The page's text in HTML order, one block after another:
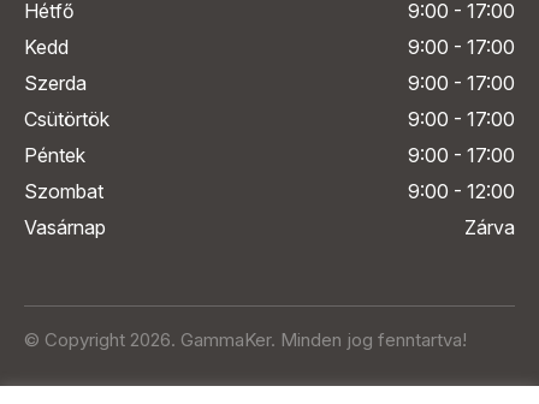
Hétfő
9:00 - 17:00
Kedd
9:00 - 17:00
Szerda
9:00 - 17:00
Csütörtök
9:00 - 17:00
Péntek
9:00 - 17:00
Szombat
9:00 - 12:00
Vasárnap
Zárva
© Copyright 2026. GammaKer. Minden jog fenntartva!